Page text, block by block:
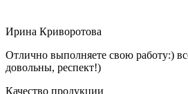
Ирина Криворотова
Отлично выполняете свою работу:)
довольны, респект!)
Качество продукции